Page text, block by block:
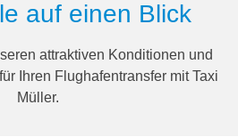
auf einen Blick
attraktiven Konditionen und
Ihren Flughafentransfer mit Taxi
Müller.